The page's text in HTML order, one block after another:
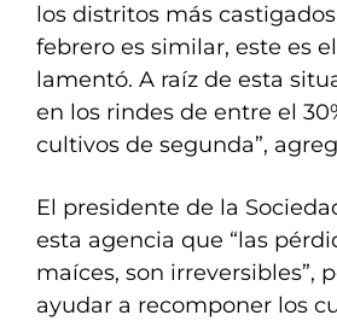
los distritos más
febrero es similar, este es
lamentó. A raíz de esta
en los rindes de entre el
cultivos de segunda”,
El presidente de la
esta agencia que “las
maíces, son irreversibles”,
ayudar a recomponer los